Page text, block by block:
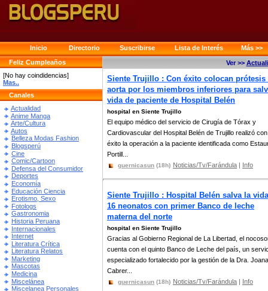
Inicio Directorio Suscribirse Lista de Interés
Más >>
Feliz Cumpleaños
[No hay coindidencias]
Mas..
Canales
Actualidad
Anime Manga
Arte/Cultura
Autos
Belleza Modas Fashion
Blogsperú
Cine
Comic/Cartoon
Defensa del Consumidor
Deportes
Economía
Educación Ciencia
Erotismo, Sexo
Fotologs
Gastronomia
Historia Peruana
Internacionales
Internet
Literatura Crítica
Literatura Relatos
Marketing
Mascotas
Medicina
Miscelánea
Miscelanea Personales
Ver >>
Siente Trujillo : Con éxito colocan prótesis
aorta por los miembros inferiores para
vida de paciente de Hospital Belén
hospital en Siente Trujillo
El equipo médico del servicio de Cirugía de Tórax y
Cardiovascular del Hospital Belén de Trujillo realizó con
éxito la operación a la paciente identificada como
Portill...
guernicasun (18h) Noticias/Tv/Farándula | Info
Siente Trujillo : Hospital Belén salva la
16 neonatos con primer Banco de leche
materna del norte
hospital en Siente Trujillo
Gracias al Gobierno Regional de La Libertad, el
cuenta con el quinto Banco de Leche del país, un
especializado fortalecido por la gestión de la Dra. Joana
Cabrer...
guernicasun (18h) Noticias/Tv/Farándula | Info